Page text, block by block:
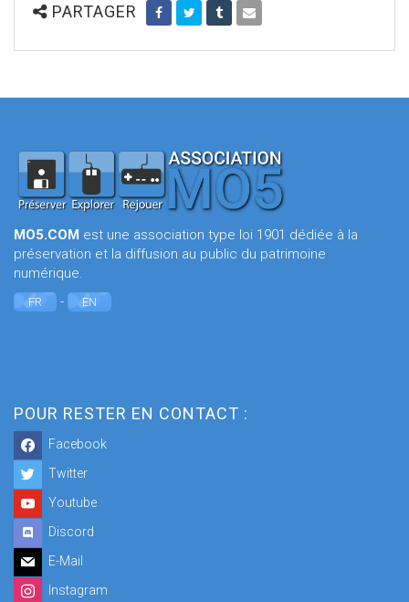
PARTAGER
MO5.COM est une association type loi 1901 dédiée à la
préservation et la diffusion au public du patrimoine
numérique.
FR - EN
POUR RESTER EN CONTACT :
Facebook
Twitter
Youtube
Discord
E-Mail
Instagram